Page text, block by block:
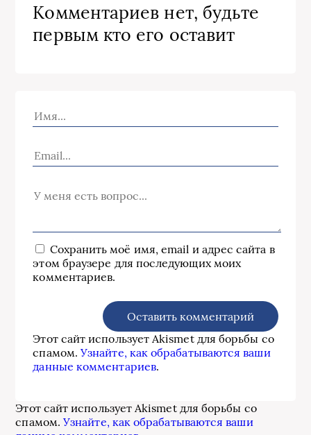
Комментариев нет, будьте
первым кто его оставит
Сохранить моё имя, email и адрес сайта в
этом браузере для последующих моих
комментариев.
Этот сайт использует Akismet для борьбы со
спамом.Узнайте, как обрабатываются ваши
данные комментариев.
Этот сайт использует Akismet для борьбы со
спамом.Узнайте, как обрабатываются ваши